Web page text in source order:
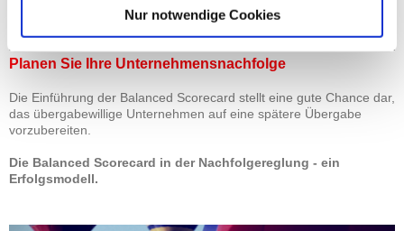
Nur notwendige Cookies
Planen Sie Ihre Unternehmensnachfolge
Die Einführung der Balanced Scorecard stellt eine gute Chance dar,
das übergabewillige Unternehmen auf eine spätere Übergabe
vorzubereiten.
Die Balanced Scorecard in der Nachfolgereglung - ein
Erfolgsmodell.